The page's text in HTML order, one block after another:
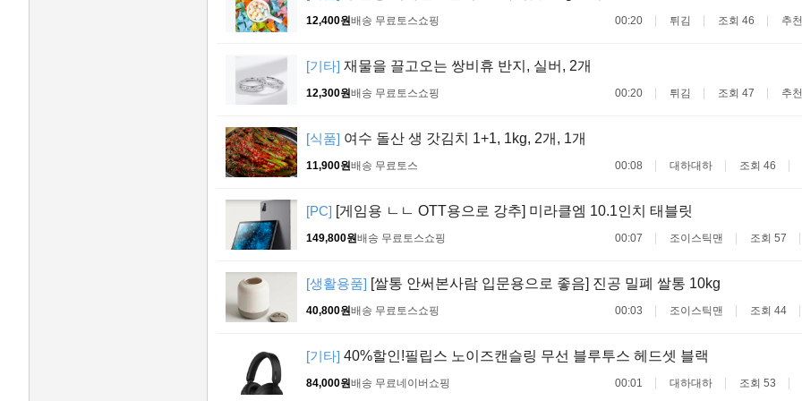
12,400원배송 무료 토스쇼핑 00:20 튀김 조회 46 추
[기타] 재물을 끌고오는 쌍비휴 반지, 실버, 2개
12,300원배송 무료 토스쇼핑 00:20 튀김 조회 47 추
[식품] 여수 돌산 생 갓김치 1+1, 1kg, 2개, 1개
11,900원배송 무료 토스 00:08 대하대하 조회 46
[PC] [게임용 ㄴㄴ OTT용으로 강추] 미라클엠 10.1인치 태블릿
149,800원배송 무료 토스쇼핑 00:07 조이스틱맨 조회 57
[생활용품] [쌀통 안써본사람 입문용으로 좋음] 진공 밀폐 쌀통 10kg
40,800원배송 무료 토스쇼핑 00:03 조이스틱맨 조회 44
[기타] 40%할인!필립스 노이즈캔슬링 무선 블루투스 헤드셋 블랙
84,000원배송 무료네이버쇼핑 00:01 대하대하 조회 53